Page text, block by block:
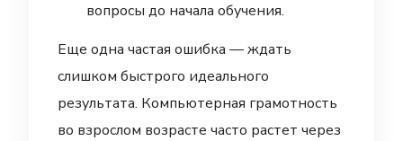
вопросы до начала обучения.
Еще одна частая ошибка — ждать
слишком быстрого идеального
результата. Компьютерная грамотность
во взрослом возрасте часто растет через